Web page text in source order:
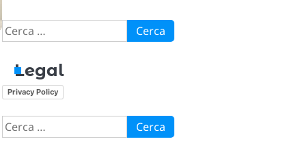
Ricerca
per:
Legal
Privacy Policy
Ricerca
per: